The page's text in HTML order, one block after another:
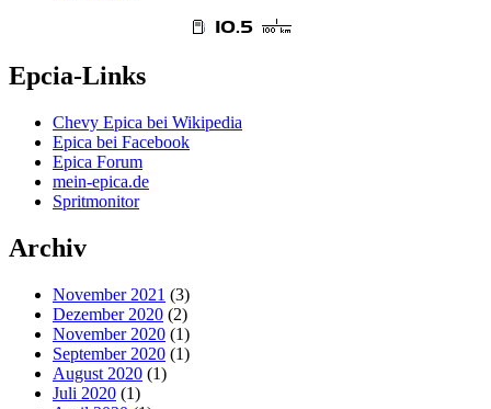
Epcia-Links
Chevy Epica bei Wikipedia
Epica bei Facebook
Epica Forum
mein-epica.de
Spritmonitor
Archiv
November 2021 (3)
Dezember 2020 (2)
November 2020 (1)
September 2020 (1)
August 2020 (1)
Juli 2020 (1)